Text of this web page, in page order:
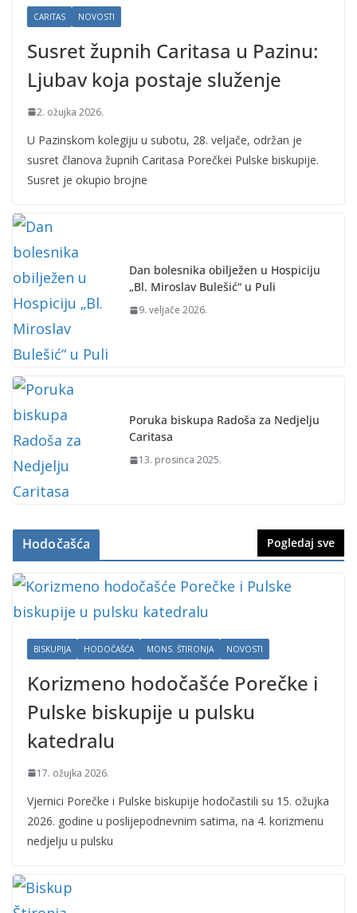
CARITAS NOVOSTI
Susret župnih Caritasa u Pazinu:
Ljubav koja postaje služenje
2. ožujka 2026.
U Pazinskom kolegiju u subotu, 28. veljače, održan je
susret članova župnih Caritasa Porečkei Pulske biskupije.
Susret je okupio brojne
Dan bolesnika obilježen u Hospiciju
„Bl. Miroslav Bulešić“ u Puli
9. veljače 2026.
Poruka biskupa Radoša za Nedjelju
Caritasa
13. prosinca 2025.
Hodočašća Pogledaj sve
BISKUPIJA HODOČAŠĆA MONS. ŠTIRONJA NOVOSTI
Korizmeno hodočašće Porečke i
Pulske biskupije u pulsku
katedralu
17. ožujka 2026.
Vjernici Porečke i Pulske biskupije hodočastili su 15. ožujka
2026. godine u poslijepodnevnim satima, na 4. korizmenu
nedjelju u pulsku